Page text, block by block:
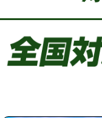
給水管工事※（土の
業)